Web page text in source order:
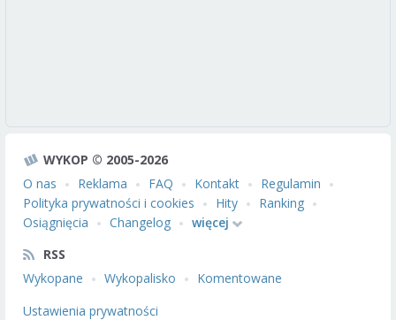
WYKOP © 2005-2026
O nas
Reklama FAQ Kontakt
Regulamin
Polityka prywatności i cookies
Hity
Ranking
Osiągnięcia
Changelog
więcej
RSS
Wykopane
Wykopalisko
Komentowane
Ustawienia prywatności